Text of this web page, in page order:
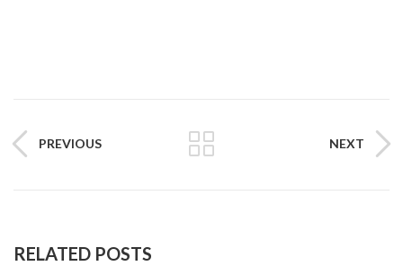
PREVIOUS NEXT
RELATED POSTS